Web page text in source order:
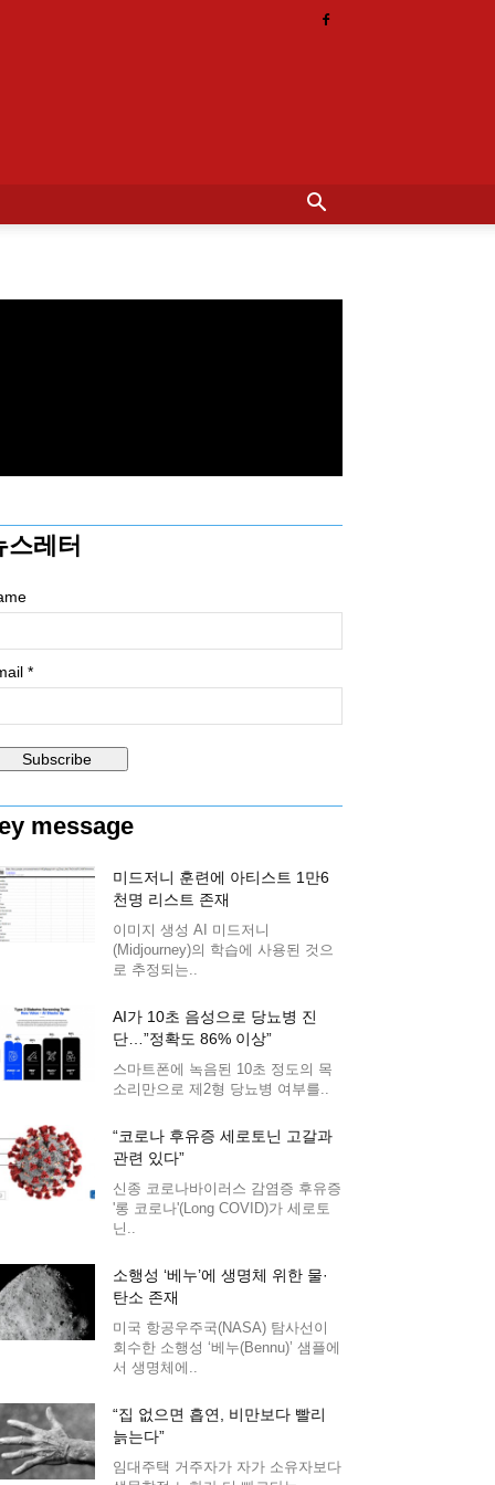
스레터
*
message
미드저니 훈련에 아티스트 1만6
천명 리스트 존재
이미지 생성 AI 미드저니
(Midjourney)의 학습에 사용된 것으
로 추정되는..
AI가 10초 음성으로 당뇨병 진
단…”정확도 86% 이상”
스마트폰에 녹음된 10초 정도의 목
소리만으로 제2형 당뇨병 여부를..
“코로나 후유증 세로토닌 고갈과
관련 있다”
신종 코로나바이러스 감염증 후유증
'롱 코로나'(Long COVID)가 세로토
닌..
소행성 ‘베누’에 생명체 위한 물·
탄소 존재
미국 항공우주국(NASA) 탐사선이
회수한 소행성 ‘베누(Bennu)’ 샘플에
서 생명체에..
“집 없으면 흡연, 비만보다 빨리
늙는다”
임대주택 거주자가 자가 소유자보다